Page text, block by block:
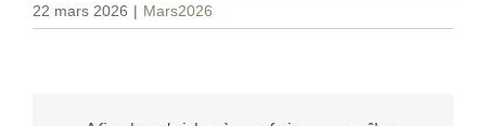
22 mars 2026 | Mars2026